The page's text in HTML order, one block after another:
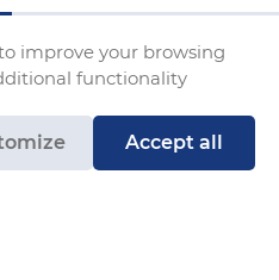
at 7 Jana z Kolna Street
improve your browsing
functionality
Accept all